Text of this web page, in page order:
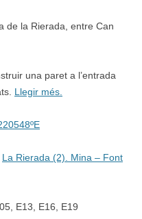
de la Rierada, entre Can
una paret a l’entrada
Llegir més.
La Rierada (2). Mina – Font
E13, E16, E19